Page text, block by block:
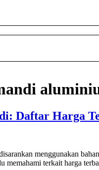
Daftar Harga
menggunakan
memahami terkait harga